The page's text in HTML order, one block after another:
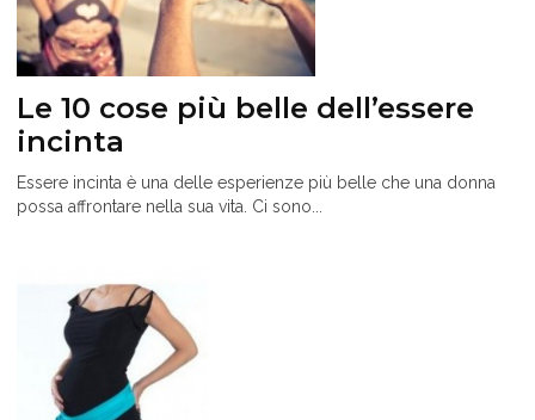
Le 10 cose più belle dell’essere
incinta
Essere incinta è una delle esperienze più belle che una donna
possa affrontare nella sua vita. Ci sono...